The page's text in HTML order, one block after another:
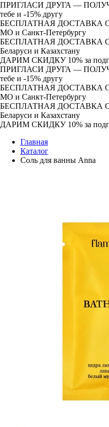
ПРИГЛАСИ ДРУГА —
тебе и -15% другу
БЕСПЛАТНАЯ ДОСТАВКА
МО и Санкт-Петербургу
БЕСПЛАТНАЯ ДОСТАВКА
Беларуси и Казахстану
ДАРИМ СКИДКУ 10% за
ПРИГЛАСИ ДРУГА —
тебе и -15% другу
БЕСПЛАТНАЯ ДОСТАВКА
МО и Санкт-Петербургу
БЕСПЛАТНАЯ ДОСТАВКА
Беларуси и Казахстану
ДАРИМ СКИДКУ 10% за
Главная
Каталог
Соль для ванны Anna